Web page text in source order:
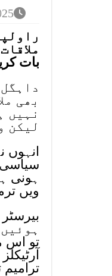
بات
بھی
نہیں
لیکن
سیاسی
ویں
ترامیم